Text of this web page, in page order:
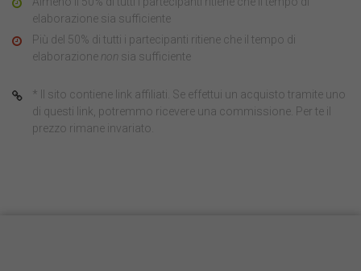
elaborazione sia sufficiente
Più del 50% di tutti i partecipanti ritiene che il tempo di
elaborazione non sia sufficiente
* Il sito contiene link affiliati. Se effettui un acquisto tramite uno
di questi link, potremmo ricevere una commissione. Per te il
prezzo rimane invariato.